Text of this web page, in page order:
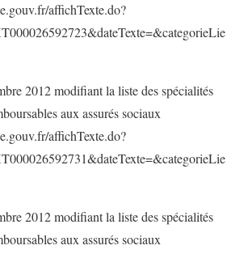
affichTexte.do?
2012 modifiant la liste des spécialités
aux assurés sociaux
affichTexte.do?
2012 modifiant la liste des spécialités
aux assurés sociaux